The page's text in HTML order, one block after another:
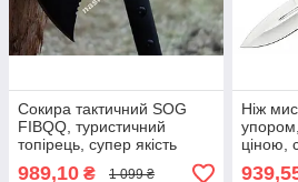
Сокира тактичний SOG
FIBQQ, туристичний
топірець, супер якість
989,10 ₴ 1 099 ₴
Ніж
ціною,